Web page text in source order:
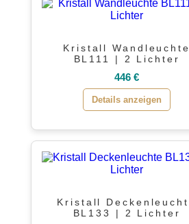
Kristall Wandleuchte
BL111 | 2 Lichter
446 €
Details anzeigen
Kristall
BL133 | 2 Lichter